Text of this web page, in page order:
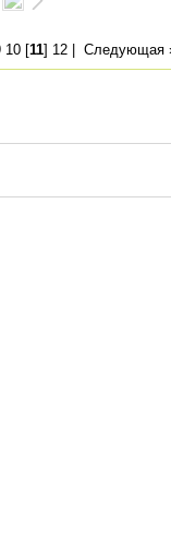
10[11] 12| Следующая